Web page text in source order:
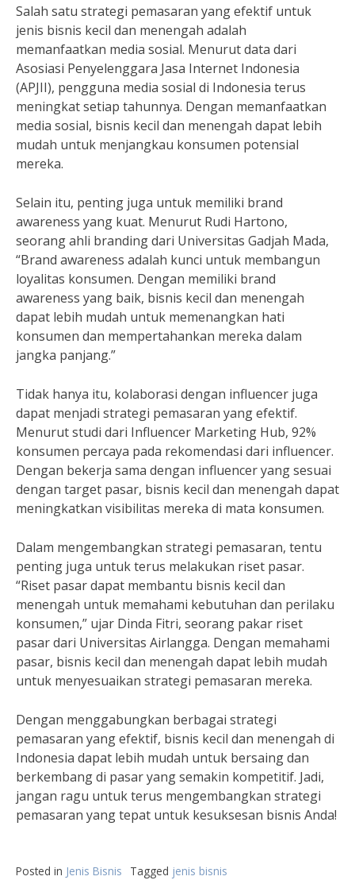
Salah satu strategi pemasaran yang efektif untuk
jenis bisnis kecil dan menengah adalah
memanfaatkan media sosial. Menurut data dari
Asosiasi Penyelenggara Jasa Internet Indonesia
(APJII), pengguna media sosial di Indonesia terus
meningkat setiap tahunnya. Dengan memanfaatkan
media sosial, bisnis kecil dan menengah dapat lebih
mudah untuk menjangkau konsumen potensial
mereka.
Selain itu, penting juga untuk memiliki brand
awareness yang kuat. Menurut Rudi Hartono,
seorang ahli branding dari Universitas Gadjah Mada,
“Brand awareness adalah kunci untuk membangun
loyalitas konsumen. Dengan memiliki brand
awareness yang baik, bisnis kecil dan menengah
dapat lebih mudah untuk memenangkan hati
konsumen dan mempertahankan mereka dalam
jangka panjang.”
Tidak hanya itu, kolaborasi dengan influencer juga
dapat menjadi strategi pemasaran yang efektif.
Menurut studi dari Influencer Marketing Hub, 92%
konsumen percaya pada rekomendasi dari influencer.
Dengan bekerja sama dengan influencer yang sesuai
dengan target pasar, bisnis kecil dan menengah dapat
meningkatkan visibilitas mereka di mata konsumen.
Dalam mengembangkan strategi pemasaran, tentu
penting juga untuk terus melakukan riset pasar.
“Riset pasar dapat membantu bisnis kecil dan
menengah untuk memahami kebutuhan dan perilaku
konsumen,” ujar Dinda Fitri, seorang pakar riset
pasar dari Universitas Airlangga. Dengan memahami
pasar, bisnis kecil dan menengah dapat lebih mudah
untuk menyesuaikan strategi pemasaran mereka.
Dengan menggabungkan berbagai strategi
pemasaran yang efektif, bisnis kecil dan menengah di
Indonesia dapat lebih mudah untuk bersaing dan
berkembang di pasar yang semakin kompetitif. Jadi,
jangan ragu untuk terus mengembangkan strategi
pemasaran yang tepat untuk kesuksesan bisnis Anda!
Posted in Jenis Bisnis Tagged jenis bisnis